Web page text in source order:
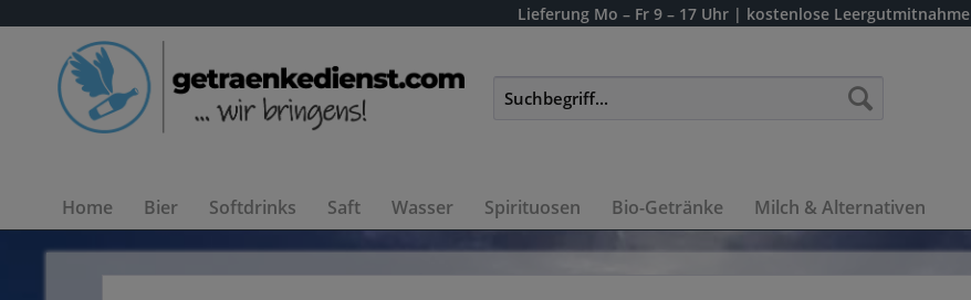
Lieferung Mo – Fr 9 – 17 Uhr | kostenlose Leergutmitnahme
Home Bier Softdrinks Saft Wasser Spirituosen Bio-Getränke Milch & Alternativen